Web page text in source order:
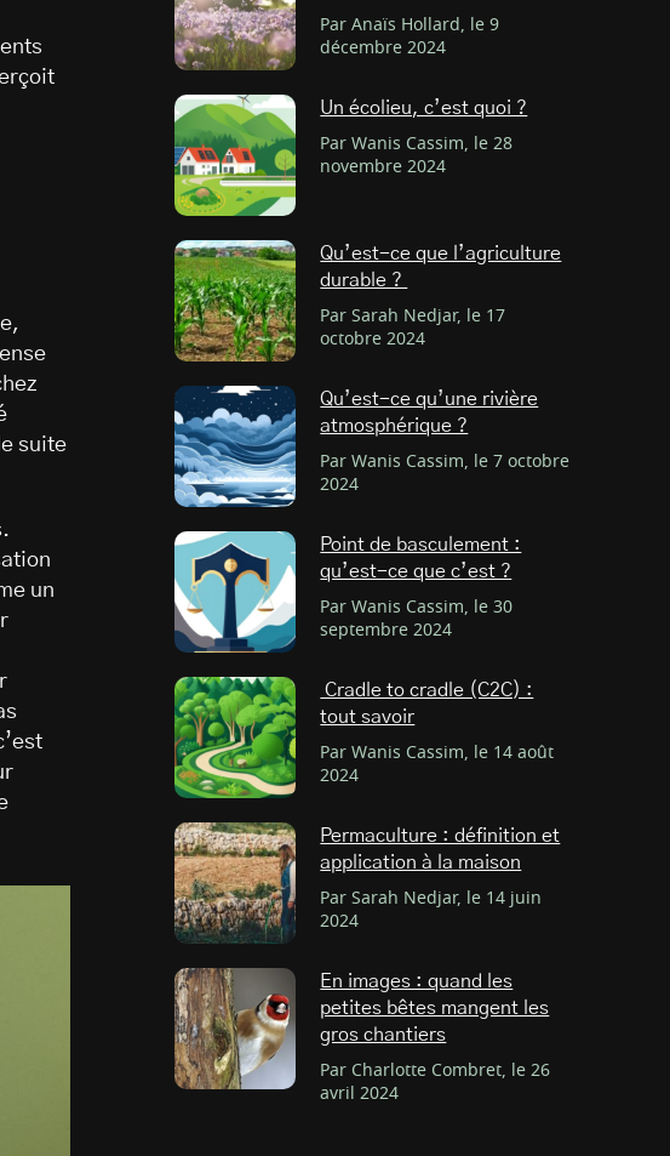
suite
un
Par Anaïs Hollard, le 9
décembre 2024
Un écolieu, c’est quoi ?
Par Wanis Cassim, le 28
novembre 2024
Qu’est-ce que l’agriculture
durable ?
Par Sarah Nedjar, le 17
octobre 2024
Qu’est-ce qu’une rivière
atmosphérique ?
Par Wanis Cassim, le 7 octobre
2024
Point de basculement :
qu’est-ce que c’est ?
Par Wanis Cassim, le 30
septembre 2024
Cradle to cradle (C2C) :
tout savoir
Par Wanis Cassim, le 14 août
2024
Permaculture : définition et
application à la maison
Par Sarah Nedjar, le 14 juin
2024
En images : quand les
petites bêtes mangent les
gros chantiers
Par Charlotte Combret, le 26
avril 2024